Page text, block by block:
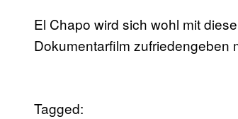
El Chapo wird sich wohl mit
Dokumentarfilm zufriedengeben
Tagged: